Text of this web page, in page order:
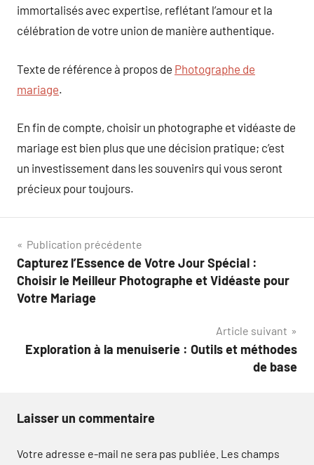
immortalisés avec expertise, reflétant l’amour et la
célébration de votre union de manière authentique.
Texte de référence à propos de Photographe de
mariage.
En fin de compte, choisir un photographe et vidéaste de
mariage est bien plus que une décision pratique; c’est
un investissement dans les souvenirs qui vous seront
précieux pour toujours.
Navigation
de
l’article
Publication précédente
Capturez l’Essence de Votre Jour Spécial :
Choisir le Meilleur Photographe et Vidéaste pour
Votre Mariage
Article suivant
Exploration à la menuiserie : Outils et méthodes
de base
Laisser un commentaire
Votre adresse e-mail ne sera pas publiée. Les champs